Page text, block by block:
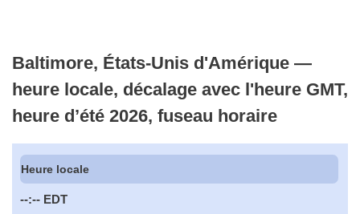
Baltimore, États-Unis d'Amérique —
heure locale, décalage avec l'heure GMT,
heure d’été 2026, fuseau horaire
Heure locale
--:-- EDT